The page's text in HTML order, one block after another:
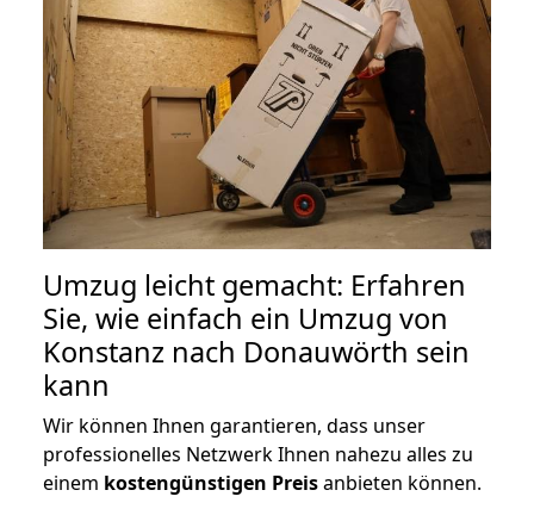
Umzug leicht gemacht: Erfahren
Sie, wie einfach ein Umzug von
Konstanz nach Donauwörth sein
kann
Wir können Ihnen garantieren, dass unser
professionelles Netzwerk Ihnen nahezu alles zu
einem kostengünstigen Preisanbieten können.